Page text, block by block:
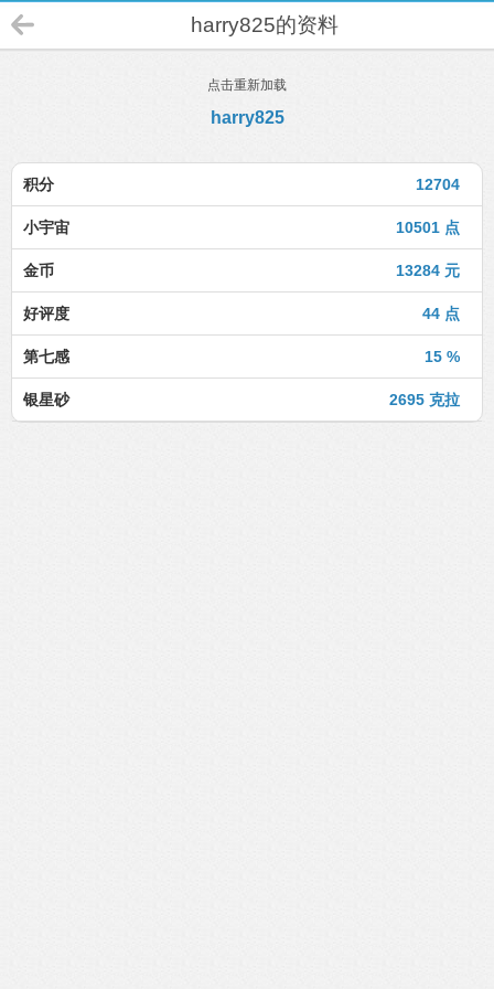
harry825的资料
点击重新加载
harry825
12704
积分
10501 点
小宇宙
13284 元
金币
44 点
好评度
15 %
第七感
2695 克拉
银星砂